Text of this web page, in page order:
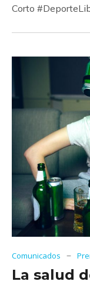
Corto
Comunicados –
La salud